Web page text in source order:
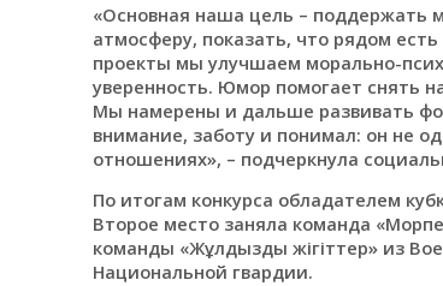
«Основная наша цель – поддержать
атмосферу, показать, что рядом
проекты мы улучшаем морально-
уверенность. Юмор помогает снять
Мы намерены и дальше развивать
внимание, заботу и понимал: он не
отношениях», – подчеркнула
По итогам конкурса обладателем
Второе место заняла команда
команды «Жұлдызды жігіттер» из
Национальной гвардии.